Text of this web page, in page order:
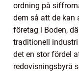
ordning på
dem så att de kan
företag i Boden,
traditionell
det en stor fördel
redovisningsbyrå